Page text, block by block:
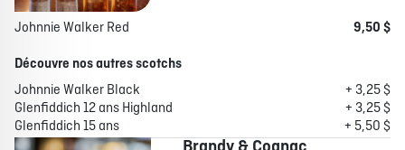
Johnnie Walker Red
9,50 $
Découvre nos autres scotchs
Johnnie Walker Black
+ 3,25 $
Glenfiddich 12 ans Highland
+ 3,25 $
Glenfiddich 15 ans
+ 5,50 $